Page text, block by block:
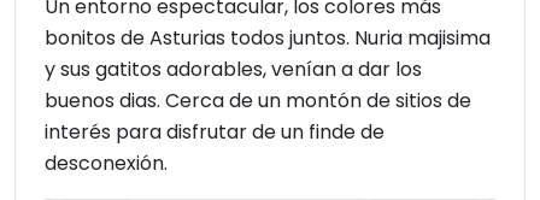
Un entorno espectacular, los colores más
bonitos de Asturias todos juntos. Nuria majisima
y sus gatitos adorables, venían a dar los
buenos dias. Cerca de un montón de sitios de
interés para disfrutar de un finde de
desconexión.